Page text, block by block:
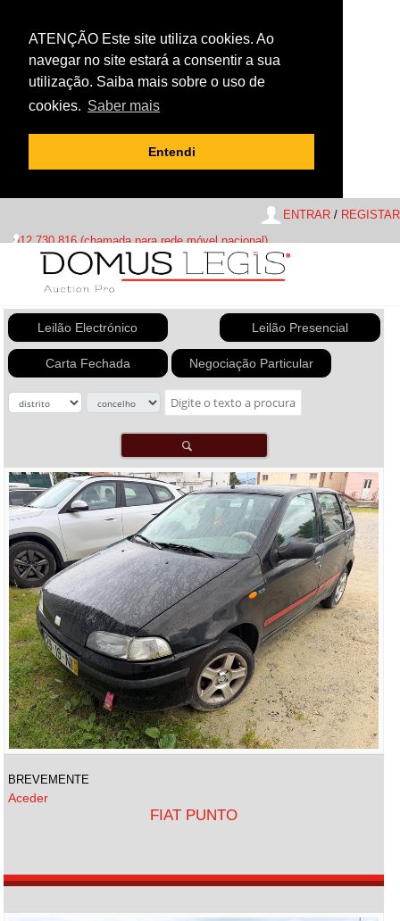
ATENÇÃO Este site utiliza cookies. Ao
navegar no site estará a consentir a sua
utilização. Saiba mais sobre o uso de
cookies. Saber mais
Entendi
ENTRAR / REGISTAR
912 730 816 (chamada para rede móvel nacional)
Leilão Electrónico Leilão Presencial
Carta Fechada Negociação Particular
BREVEMENTE
Aceder
FIAT PUNTO